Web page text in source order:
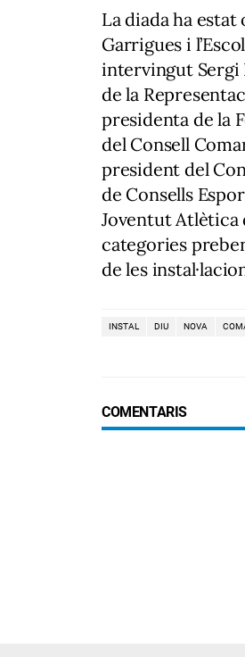
La diada ha estat
Garrigues i
intervingut Sergi
de la
presidenta de la
del Consell
president del
de Consells
Joventut Atlètica
categories
de les
INSTAL DIU NOVA
COMENTARIS